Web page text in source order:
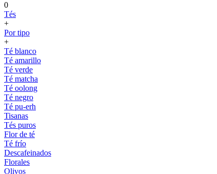
0
Tés
+
Por tipo
+
Té blanco
Té amarillo
Té verde
Té matcha
Té oolong
Té negro
Té pu-erh
Tisanas
Tés puros
Flor de té
Té frío
Descafeinados
Florales
Olivos